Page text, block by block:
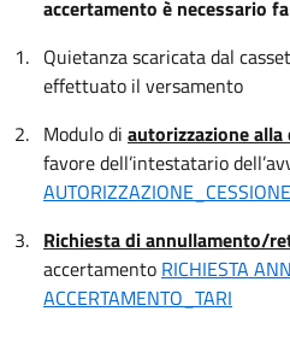
accertamento è necessario
1. Quietanza scaricata dal
effettuato il versamento
2. Modulo di autorizzazione
favore dell’intestatario
3. Richiesta di annullamento/
accertamento RICHIESTA
ACCERTAMENTO_TARI